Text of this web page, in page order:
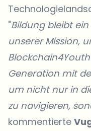
"Bildung bleibt
unserer Mission,
Generation mit
um nicht nur in
zu navigieren,
kommentierte